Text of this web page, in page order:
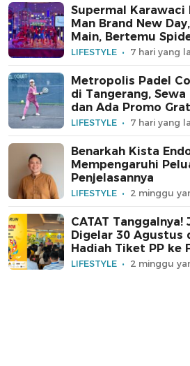
Supermal Karawaci
Man Brand New
Main, Bertemu
LIFESTYLE 7 hari yang
Metropolis Padel
di Tangerang,
dan Ada Promo
LIFESTYLE 7 hari yang
Benarkah Kista
Mempengaruhi
Penjelasannya
LIFESTYLE 2 minggu
CATAT Tanggalnya!
Digelar 30 Agustus
Hadiah Tiket PP ke
LIFESTYLE 2 minggu